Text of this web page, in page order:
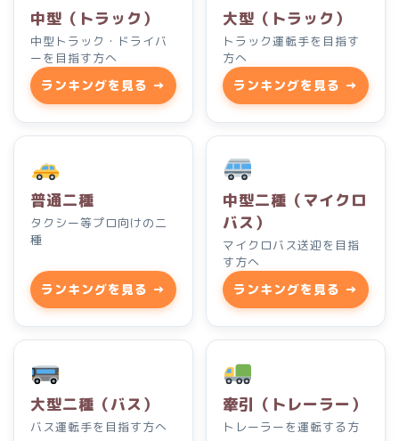
中型（トラック）
中型トラック・ドライバ
ーを目指す方へ
ランキングを見る →
大型（トラック）
トラック運転手を目指す
方へ
ランキングを見る →
普通二種
タクシー等プロ向けの二
種
ランキングを見る →
中型二種（マイクロ
バス）
マイクロバス送迎を目指
す方へ
ランキングを見る →
大型二種（バス）
バス運転手を目指す方へ
牽引（トレーラー）
トレーラーを運転する方